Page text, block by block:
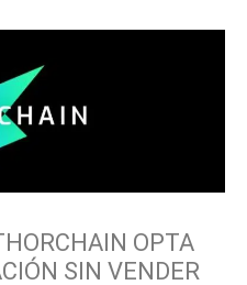
OPTA
SIN VENDER